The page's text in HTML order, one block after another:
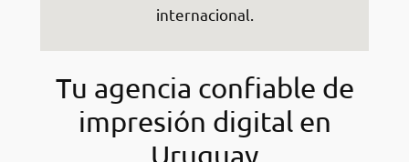
internacional.
Tu agencia confiable de
impresión digital en
Uruguay